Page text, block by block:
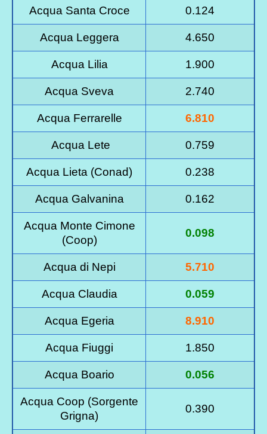
Acqua Santa Croce 0.124
Acqua Leggera 4.650
Acqua Lilia 1.900
Acqua Sveva 2.740
Acqua Ferrarelle 6.810
Acqua Lete 0.759
Acqua Lieta (Conad) 0.238
Acqua Galvanina 0.162
Acqua Monte Cimone
(Coop)
0.098
Acqua di Nepi 5.710
Acqua Claudia 0.059
Acqua Egeria 8.910
Acqua Fiuggi 1.850
Acqua Boario 0.056
Acqua Coop (Sorgente
Grigna)
0.390